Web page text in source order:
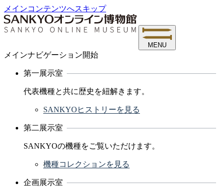
メインコンテンツへスキップ
MENU
メインナビゲーション開始
第一展示室
代表機種と共に歴史を紐解きます。
SANKYOヒストリーを見る
第二展示室
SANKYOの機種をご覧いただけます。
機種コレクションを見る
企画展示室